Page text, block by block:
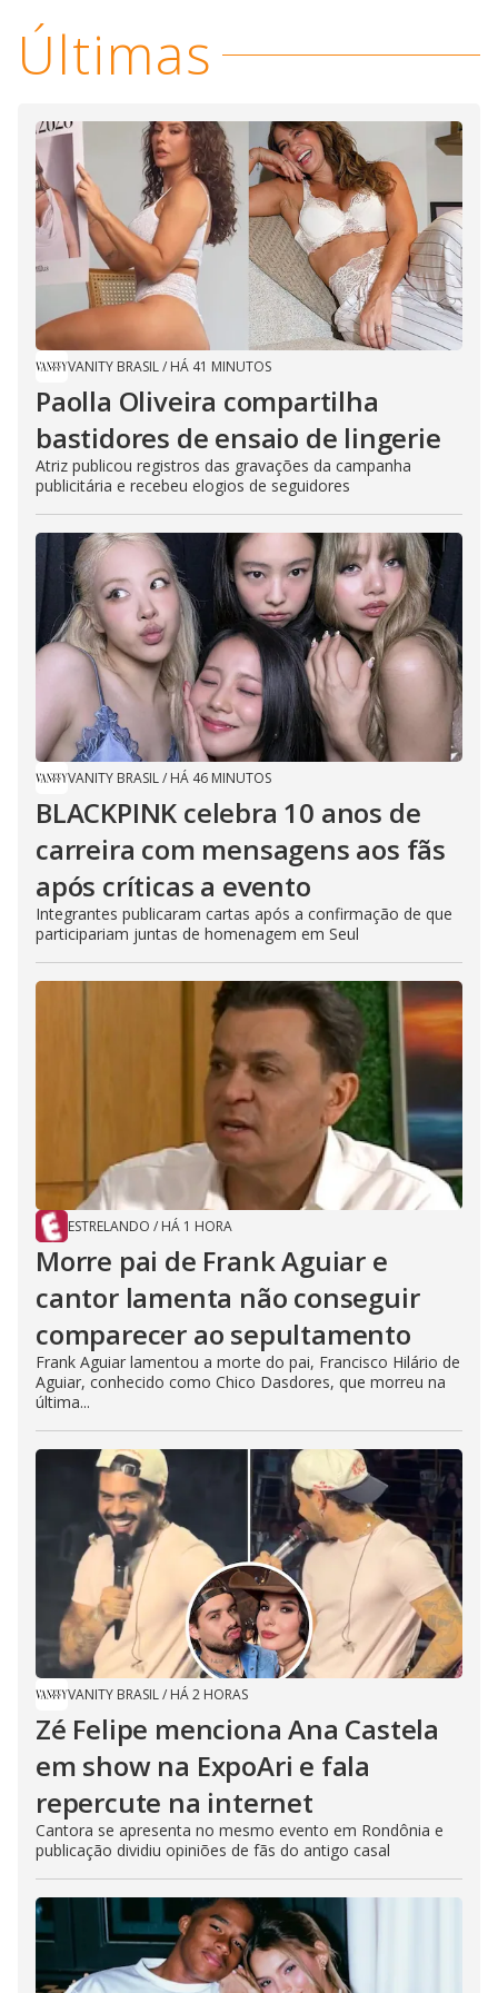
i
d
e
o
Últimas
VANITY BRASIL/ HÁ 41 MINUTOS
Paolla Oliveira compartilha
bastidores de ensaio de lingerie
Atriz publicou registros das gravações da campanha
publicitária e recebeu elogios de seguidores
VANITY BRASIL/ HÁ 46 MINUTOS
BLACKPINK celebra 10 anos de
carreira com mensagens aos fãs
após críticas a evento
Integrantes publicaram cartas após a confirmação de que
participariam juntas de homenagem em Seul
ESTRELANDO / HÁ 1 HORA
Morre pai de Frank Aguiar e
cantor lamenta não conseguir
comparecer ao sepultamento
Frank Aguiar lamentou a morte do pai, Francisco Hilário de
Aguiar, conhecido como Chico Dasdores, que morreu na
última...
VANITY BRASIL/ HÁ 2 HORAS
Zé Felipe menciona Ana Castela
em show na ExpoAri e fala
repercute na internet
Cantora se apresenta no mesmo evento em Rondônia e
publicação dividiu opiniões de fãs do antigo casal